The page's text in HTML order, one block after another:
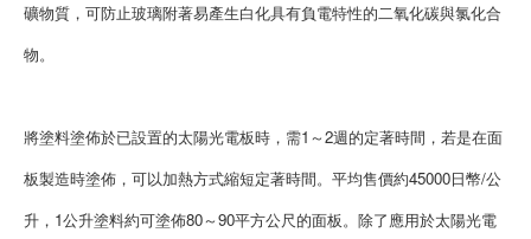
礦物質，可防止玻璃附著易產生白化具有負電特性的二氧化碳與氯化合
物。
將塗料塗佈於已設置的太陽光電板時，需1～2週的定著時間，若是在面
板製造時塗佈，可以加熱方式縮短定著時間。平均售價約45000日幣/公
升，1公升塗料約可塗佈80～90平方公尺的面板。除了應用於太陽光電